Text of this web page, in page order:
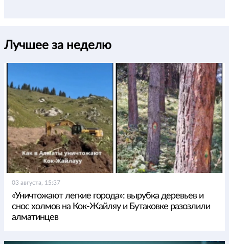
Лучшее за неделю
03 августа, 15:37
«Уничтожают легкие города»: вырубка деревьев и
снос холмов на Кок-Жайляу и Бутаковке разозлили
алматинцев